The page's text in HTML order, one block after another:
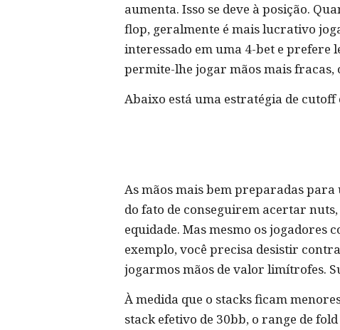
aumenta. Isso se deve à posição.
flop, geralmente é mais lucrativo
interessado em uma 4-bet e prefere
permite-lhe jogar mãos mais fracas,
Abaixo está uma estratégia de
As mãos mais bem preparadas para
do fato de conseguirem acertar
equidade. Mas mesmo os jogadores
exemplo, você precisa desistir
jogarmos mãos de valor limítrofes.
À medida que o stacks ficam
stack efetivo de 30bb, o range de